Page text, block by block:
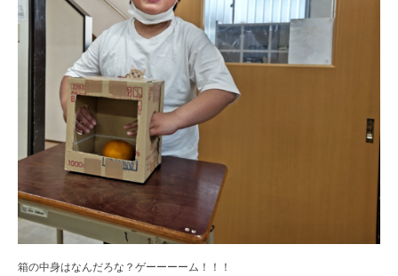
箱の中身はなんだろな？ゲーーーーム！！！